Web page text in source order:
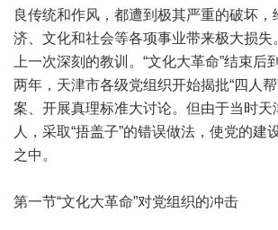
良传统和作风，都遭到极其严重的破坏
济、文化和社会等各项事业带来极大损失
上一次深刻的教训。“文化大革命”结束后
两年，天津市各级党组织开始揭批“四人
案、开展真理标准大讨论。但由于当时天
人，采取“捂盖子”的错误做法，使党的建
之中。
第一节“文化大革命”对党组织的冲击